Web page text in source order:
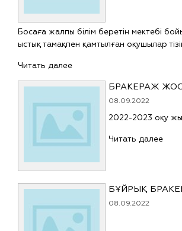
Босаға жалпы білім беретін мектебі
ыстық тамақпен қамтылған оқушылар
Читать далее
БРАКЕРАЖ
08.09.2022
2022-2023 оқу
Читать далее
БҰЙРЫҚ
08.09.2022